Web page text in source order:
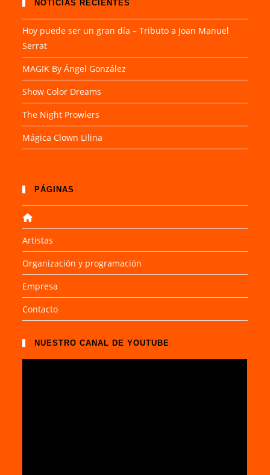
NOTICIAS RECIENTES
Hoy puede ser un gran día – Tributo a Joan Manuel
Serrat
MAGIK By Ángel González
Show Color Dreams
The Night Prowlers
Mágica Clown Lilina
PÁGINAS
Artistas
Organización y programación
Empresa
Contacto
NUESTRO CANAL DE YOUTUBE